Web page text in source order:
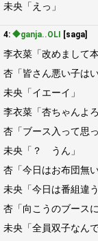
未央「えっ」
4: ◆ganja..OLI [saga]
李衣菜「改めまして
杏「皆さん悪い子は
未央「イエーイ」
李衣菜「杏ちゃんよ
杏「ブース入って思
未央「？ うん」
杏「今日はお布団無い
未央「今日は番組違う
杏「向こうのブース
未央「全員双子なんで